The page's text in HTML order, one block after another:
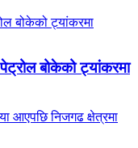
बोकेको ट्यांकरमा